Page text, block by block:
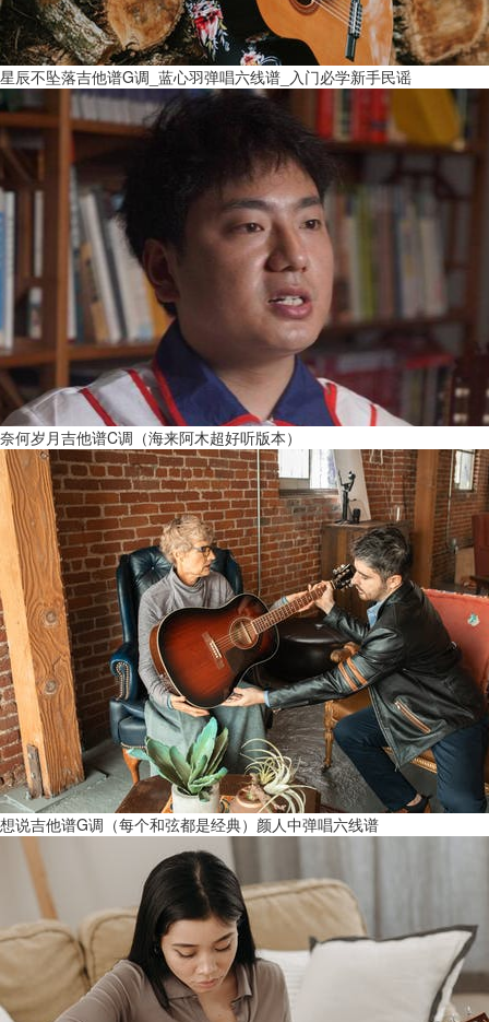
星辰不坠落吉他谱G调_蓝心羽弹唱六线谱_入门必学新手民谣
奈何岁月吉他谱C调（海来阿木超好听版本）
想说吉他谱G调（每个和弦都是经典）颜人中弹唱六线谱